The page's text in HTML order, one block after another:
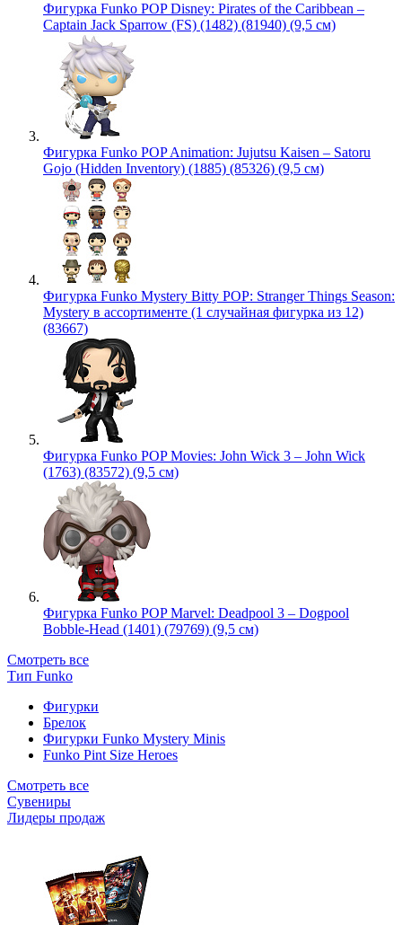
Фигурка Funko POP Disney: Pirates of the Caribbean –
Captain Jack Sparrow (FS) (1482) (81940) (9,5 см)
Фигурка Funko POP Animation: Jujutsu Kaisen – Satoru
Gojo (Hidden Inventory) (1885) (85326) (9,5 см)
Фигурка Funko Mystery Bitty POP: Stranger Things Season:
Mystery в ассортименте (1 случайная фигурка из 12)
(83667)
Фигурка Funko POP Movies: John Wick 3 – John Wick
(1763) (83572) (9,5 см)
Фигурка Funko POP Marvel: Deadpool 3 – Dogpool
Bobble-Head (1401) (79769) (9,5 см)
Смотреть все
Тип Funko
Фигурки
Брелок
Фигурки Funko Mystery Minis
Funko Pint Size Heroes
Смотреть все
Сувениры
Лидеры продаж